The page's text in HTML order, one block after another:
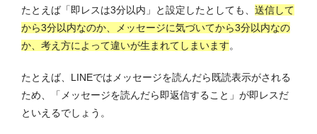
たとえば「即レスは3分以内」と設定したとしても、 送信して
から3分以内なのか、メッセージに気づいてから3分以内なの
か、考え方によって違いが生まれてしまいます。
たとえば、LINEではメッセージを読んだら既読表示がされる
ため、「メッセージを読んだら即返信すること」が即レスだ
といえるでしょう。